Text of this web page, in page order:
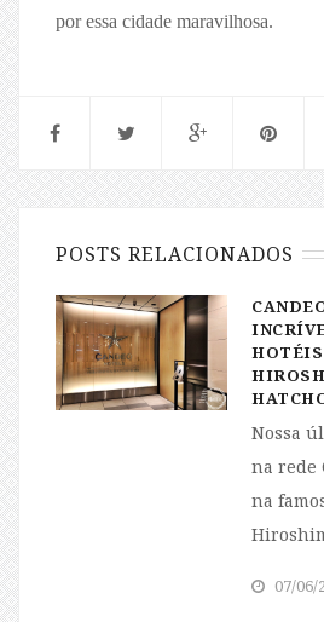
por essa cidade maravilhosa.
POSTS RELACIONADOS
HOTÉIS
Nossa
na rede
na
07/06/